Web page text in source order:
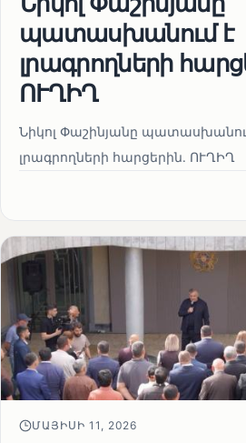
պատասխանում է
լրագրողների
ՈՒՂԻՂ
Նիկոլ Փաշինյանը
լրագրողների հարցերին․ ՈՒՂԻՂ
ՄԱՅԻՍԻ 11, 2026